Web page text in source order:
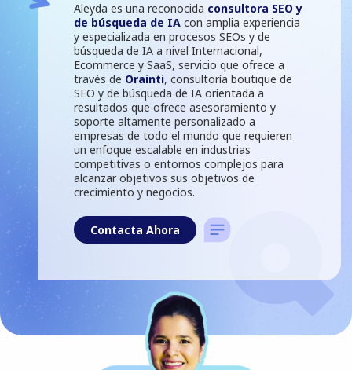
Aleyda es una reconocida consultora SEO y
de búsqueda de IAcon amplia experiencia
y especializada en procesos SEOs y de
búsqueda de IA a nivel Internacional,
Ecommerce y SaaS, servicio que ofrece a
través de Orainti, consultoría boutique de
SEO y de búsqueda de IA orientada a
resultados que ofrece asesoramiento y
soporte altamente personalizado a
empresas de todo el mundo que requieren
un enfoque escalable en industrias
competitivas o entornos complejos para
alcanzar objetivos sus objetivos de
crecimiento y negocios.
Contacta Ahora